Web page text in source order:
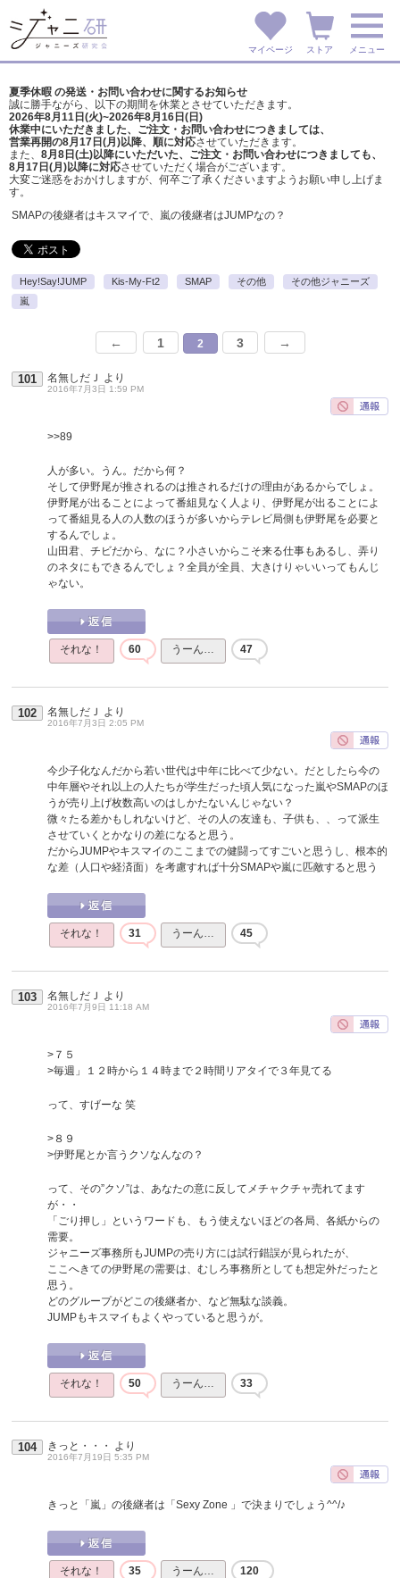
マイページ ストア メニュー
夏季休暇 の発送・お問い合わせに関するお知らせ
誠に勝手ながら、以下の期間を休業とさせていただきます。
2026年8月11日(火)~2026年8月16日(日)
休業中にいただきました、ご注文・お問い合わせにつきましては、
営業再開の8月17日(月)以降、順に対応させていただきます。
また、 8月8日(土)以降にいただいた、ご注文・ お問い合わせにつきましても、
8月17日(月)以降に対応させていただく場合がございます。
大変ご迷惑をおかけしますが、 何卒ご了承くださいますようお願い申し上げま
す。
SMAPの後継者はキスマイで、嵐の後継者はJUMPなの？
Hey!Say!JUMP Kis-My-Ft2 SMAP その他
その他ジャニーズ
嵐
← 1 2 3 →
101 名無しだＪ より
2016年7月3日 1:59 PM
>>89
人が多い。うん。だから何？
そして伊野尾が推されるのは推されるだけの理由があるからでしょ。
伊野尾が出ることによって番組見なく人より、伊野尾が出ることによ
って番組見る人の人数のほうが多いからテレビ局側も伊野尾を必要と
するんでしょ。
山田君、チビだから、なに？小さいからこそ来る仕事もあるし、弄り
のネタにもできるんでしょ？全員が全員、大きけりゃいいってもんじ
ゃない。
それな！ 60 うーん… 47
102 名無しだＪ より
2016年7月3日 2:05 PM
今少子化なんだから若い世代は中年に比べて少ない。だとしたら今の
中年層やそれ以上の人たちが学生だった頃人気になった嵐やSMAPのほ
うが売り上げ枚数高いのはしかたないんじゃない？
微々たる差かもしれないけど、その人の友達も、子供も、、って派生
させていくとかなりの差になると思う。
だからJUMPやキスマイのここまでの健闘ってすごいと思うし、根本的
な差（人口や経済面）を考慮すれば十分SMAPや嵐に匹敵すると思う
それな！ 31 うーん… 45
103 名無しだＪ より
2016年7月9日 11:18 AM
>７５
>毎週」１２時から１４時まで２時間リアタイで３年見てる
って、すげーな 笑
>８９
>伊野尾とか言うクソなんなの？
って、その”クソ”は、あなたの意に反してメチャクチャ売れてます
が・・
「ごり押し」というワードも、もう使えないほどの各局、各紙からの
需要。
ジャニーズ事務所もJUMPの売り方には試行錯誤が見られたが、
ここへきての伊野尾の需要は、むしろ事務所としても想定外だったと
思う。
どのグループがどこの後継者か、など無駄な談義。
JUMPもキスマイもよくやっていると思うが。
それな！ 50 うーん… 33
104 きっと・・・ より
2016年7月19日 5:35 PM
きっと「嵐」の後継者は「Sexy Zone 」で決まりでしょう^^/♪
それな！ 35 うーん… 120